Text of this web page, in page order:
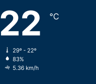
22 ℃
29º - 22º
83%
5.36 km/h